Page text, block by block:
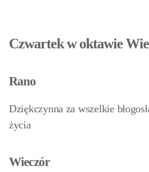
Czwartek w oktawie
Rano
Dziękczynna za wszelkie
życia
Wieczór